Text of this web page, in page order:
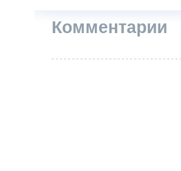
Комментарии